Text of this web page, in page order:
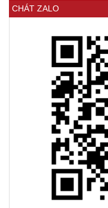
CHÁT ZALO